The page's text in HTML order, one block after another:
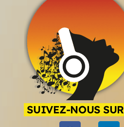
SUIVEZ-NOUS SUR